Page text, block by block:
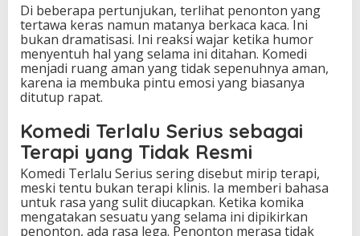
Di beberapa pertunjukan, terlihat penonton yang
tertawa keras namun matanya berkaca kaca. Ini
bukan dramatisasi. Ini reaksi wajar ketika humor
menyentuh hal yang selama ini ditahan. Komedi
menjadi ruang aman yang tidak sepenuhnya aman,
karena ia membuka pintu emosi yang biasanya
ditutup rapat.
Komedi Terlalu Serius sebagai
Terapi yang Tidak Resmi
Komedi Terlalu Serius sering disebut mirip terapi,
meski tentu bukan terapi klinis. Ia memberi bahasa
untuk rasa yang sulit diucapkan. Ketika komika
mengatakan sesuatu yang selama ini dipikirkan
penonton, ada rasa lega. Penonton merasa tidak